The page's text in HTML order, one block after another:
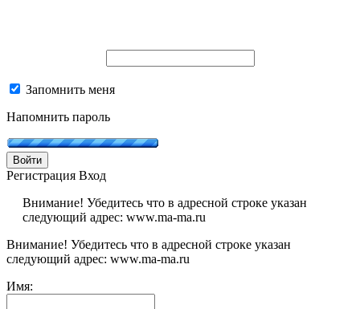
Запомнить меня
Напомнить пароль
Войти
Регистрация Вход
Внимание! Убедитесь что в адресной строке указан
следующий адрес: www.ma-ma.ru
Внимание! Убедитесь что в адресной строке указан
следующий адрес: www.ma-ma.ru
Имя: